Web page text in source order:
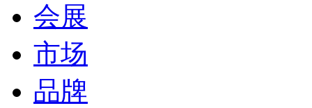
会展
市场
品牌